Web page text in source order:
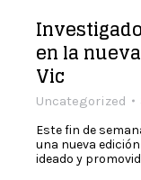
en la
Vic
Uncategorized
Este fin de
una nueva
ideado y